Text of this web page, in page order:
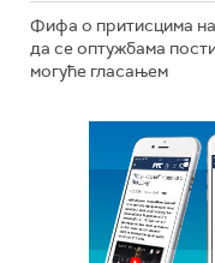
Фифа о притисцима
да се оптужбама
могуће гласањем